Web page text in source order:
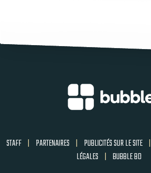
STAFF | PARTENAIRES | PUBLICITÉS SUR LE SITE |
LÉGALES | BUBBLE BD